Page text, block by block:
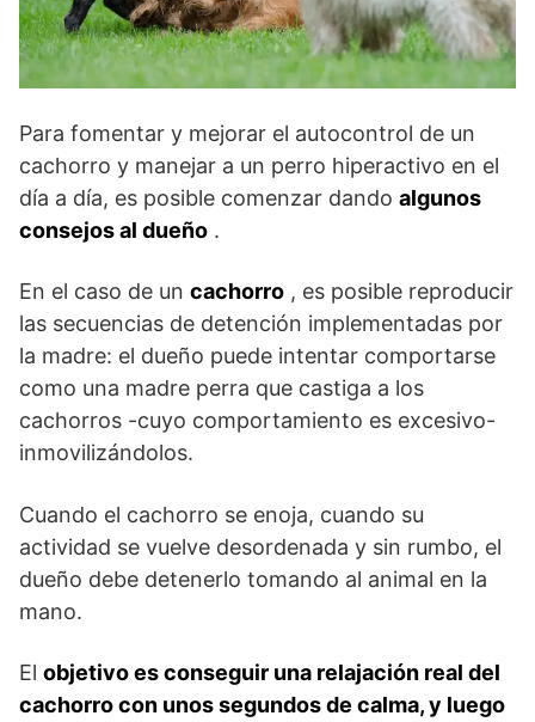
Para fomentar y mejorar el autocontrol de un
cachorro y manejar a un perro hiperactivo en el
día a día, es posible comenzar dando algunos
consejos al dueño .
En el caso de un cachorro , es posible reproducir
las secuencias de detención implementadas por
la madre: el dueño puede intentar comportarse
como una madre perra que castiga a los
cachorros -cuyo comportamiento es excesivo-
inmovilizándolos.
Cuando el cachorro se enoja, cuando su
actividad se vuelve desordenada y sin rumbo, el
dueño debe detenerlo tomando al animal en la
mano.
El objetivo es conseguir una relajación real del
cachorro con unos segundos de calma, y ​​luego